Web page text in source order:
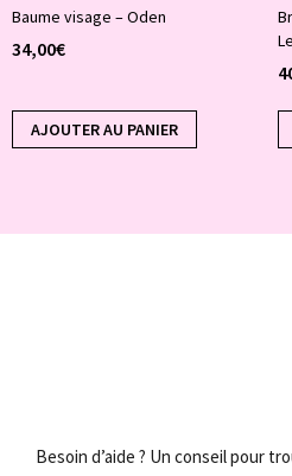
Baume visage – Oden
34,00€
AJOUTER AU PANIER
Besoin d’aide ? Un conseil pour